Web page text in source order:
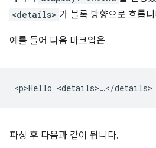
<details> 가 블록 방향으로 흐릅
예를 들어 다음 마크업은
파싱 후 다음과 같이 됩니다.